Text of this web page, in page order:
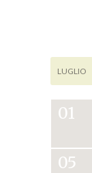
LUGLIO
01
05